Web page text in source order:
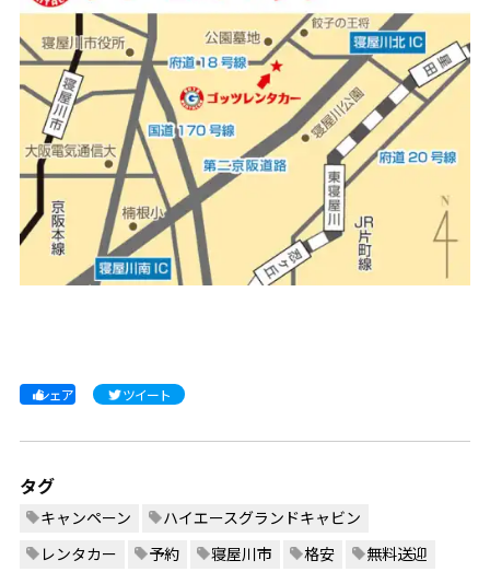
シェア ツイート
タグ
キャンペーン
ハイエースグランドキャビン
レンタカー
予約 寝屋川市 格安
無料送迎